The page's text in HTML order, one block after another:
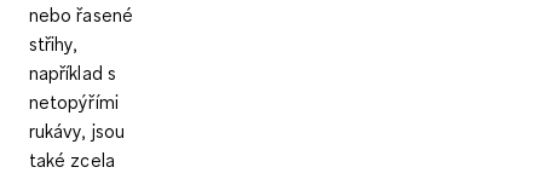
nebo řasené
střihy,
například s
netopýřími
rukávy, jsou
také zcela